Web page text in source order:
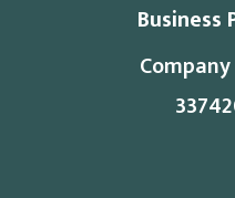
Business